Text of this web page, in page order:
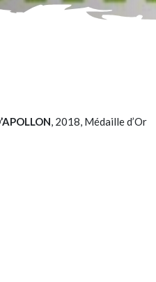
, 2018, Médaille d’Or